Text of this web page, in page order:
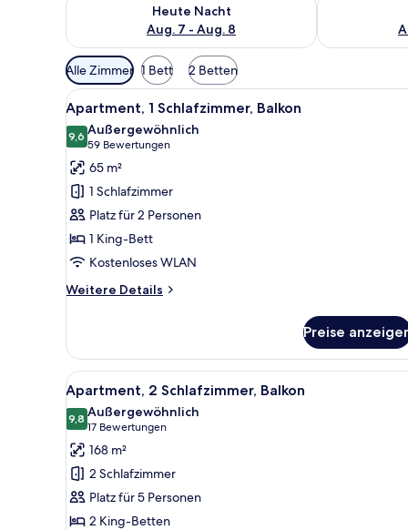
Heute Nacht
Aug. 7 - Aug. 8
Verfügbare
Filter
für
Zimmer
Alle Zimmer 1 Bett 2 Betten
Alle
Fotos
für
Apartment,
Schlafzimmer,
Balkon
anzeigen
Ein Hotelzimmer mit einem
8
Apartment, 1 Schlafzimmer, Balkon
9,69,6 von 10
Außergewöhnlich
59 Bewertungen
(59
Bewertungen)
65 m²
1 Schlafzimmer
Platz für 2 Personen
1 King-Bett
Kostenloses WLAN
Weitere Details
Weitere
1
Schlafzimmer,
Balkon
Preise
Alle
Fotos
für
Apartment,
2 Schlafzimmer,
Balkon
anzeigen
Ein modernes Wohnzimmer
7
Apartment, 2 Schlafzimmer, Balkon
9,89,8 von 10
Außergewöhnlich
17 Bewertungen
(17
Bewertungen)
168 m²
2 Schlafzimmer
Platz für 5 Personen
2 King-Betten